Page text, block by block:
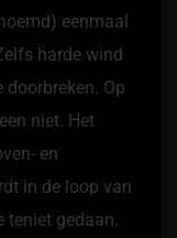
eenmaal
harde wind
Op
niet. Het
en
in de loop van
gedaan.